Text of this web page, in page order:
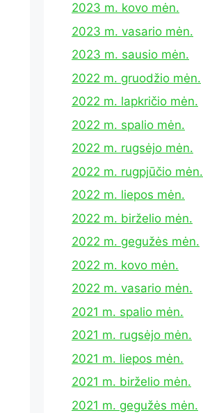
2023 m. kovo mėn.
2023 m. vasario mėn.
2023 m. sausio mėn.
2022 m. gruodžio mėn.
2022 m. lapkričio mėn.
2022 m. spalio mėn.
2022 m. rugsėjo mėn.
2022 m. rugpjūčio mėn.
2022 m. liepos mėn.
2022 m. birželio mėn.
2022 m. gegužės mėn.
2022 m. kovo mėn.
2022 m. vasario mėn.
2021 m. spalio mėn.
2021 m. rugsėjo mėn.
2021 m. liepos mėn.
2021 m. birželio mėn.
2021 m. gegužės mėn.